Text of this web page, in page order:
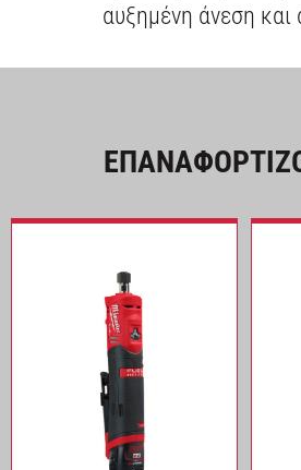
ΒΙΔΟΛΟΓΟΙ
αυξημένη άνεση και